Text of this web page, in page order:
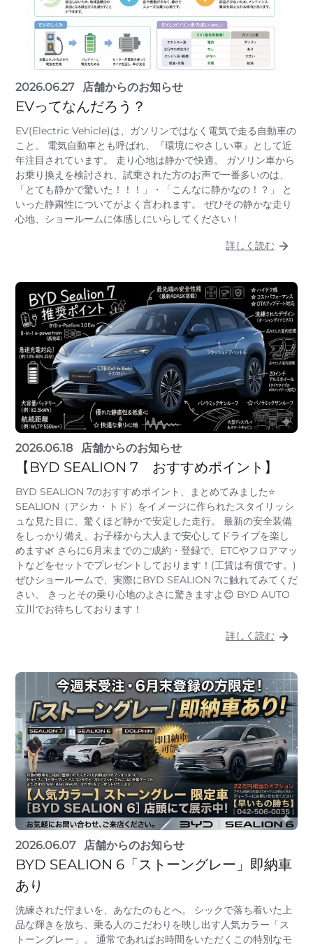
2026.06.27 店舗からのお知らせ
EVってなんだろう？
EV(Electric Vehicle)は、ガソリンではなく電気で走る自動車の
こと。 電気自動車とも呼ばれ、『環境にやさしい車』として近
年注目されています。 走り心地は静かで快適。 ガソリン車から
お乗り換えを検討され、試乗された方のお声で一番多いのは、
「とても静かで驚いた！！！」・「こんなに静かなの！？」 と
いった静粛性についてがよく言われます。 ぜひその静かな走り
心地、ショールームに体感しにいらしてください！
詳しく読む
2026.06.18 店舗からのお知らせ
【BYD SEALION 7 おすすめポイント】
BYD SEALION 7のおすすめポイント、まとめてみました⭐
SEALION（アシカ・トド）をイメージに作られたスタイリッシ
ュな見た目に、驚くほど静かで安定した走行。 最新の安全装備
をしっかり備え、お子様から大人まで安心してドライブを楽し
めます🌿 さらに6月末までのご成約・登録で、ETCやフロアマッ
トなどをセットでプレゼントしております！(工賃は有償です。)
ぜひショールームで、実際にBYD SEALION 7に触れてみてくだ
さい。 きっとその乗り心地のよさに驚きますよ😊 BYD AUTO
立川でお待ちしております！
詳しく読む
2026.06.07 店舗からのお知らせ
BYD SEALION 6「ストーングレー」即納車
あり
洗練された佇まいを、あなたのもとへ。 シックで落ち着いた上
品な輝きを放ち、乗る人のこだわりを映し出す人気カラー「ス
トーングレー」。 通常であればお時間をいただくこの特別なモ